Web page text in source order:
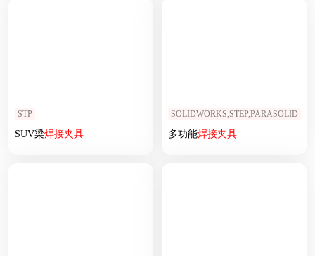
STP
SUV梁焊接夹具
SOLIDWORKS,STEP,PARASOLID
多功能焊接夹具